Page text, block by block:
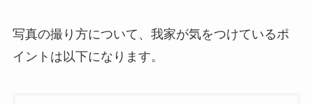
写真の撮り方について、我家が気をつけているポ
イントは以下になります。